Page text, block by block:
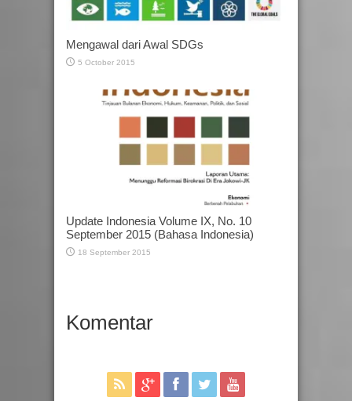
Mengawal dari Awal SDGs
5 October 2015
Update Indonesia Volume IX, No. 10
September 2015 (Bahasa Indonesia)
18 September 2015
Komentar